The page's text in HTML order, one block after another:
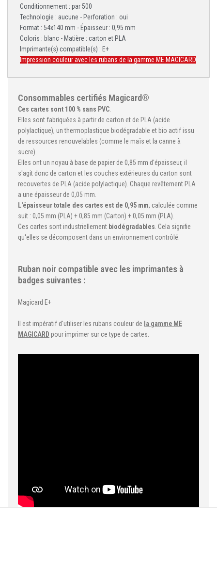
Conditionnement : par 500
Technologie : aucune - Perforation : oui
Format : 54x140 mm - Épaisseur : 0,95 mm
Coloris : blanc - Matière : carton et PLA
Imprimante(s) compatible(s) : E+
Impression couleur avec les rubans de la gamme ME MAGICARD
Consommables certifiés Magicard®
Ces cartes sont 100 % sans PVC
Elles sont fabriquées à partir de carton et de PLA (acide
polylactique), un thermoplastique biodégradable et bio actif issu
de ressources renouvelables (comme le maïs et la canne à
sucre).
Elles ont un noyau à base de papier de 0,85 mm d'épaisseur, il
s'agit donc de carton et les couches extérieures du carton sont
recouvertes de PLA (acide polylactique). Chaque revêtement PLA
a une épaisseur de 0,05 mm.
L'épaisseur totale des cartes est de 0,95 mm, calculée comme
suit : 0,05 mm (PLA) + 0,85 mm (Carton) + 0,05 mm (PLA).
Ces cartes sont industriellement biodégradables . Cela signifie
qu'elles se décomposent dans un environnement contrôlé.
Ruban noir compatible avec les imprimantes à
badges suivantes :
Magicard E+
Il est impératif d'utiliser les rubans couleur de la gamme ME
MAGICARD pour imprimer sur ce type de cartes.